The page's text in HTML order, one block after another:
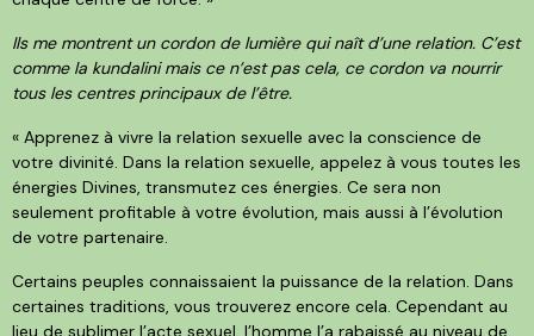
Ils me montrent un cordon de lumière qui naît d’une relation. C’est
comme la kundalini mais ce n’est pas cela, ce cordon va nourrir
tous les centres principaux de l’être.
« Apprenez à vivre la relation sexuelle avec la conscience de
votre divinité. Dans la relation sexuelle, appelez à vous toutes les
énergies Divines, transmutez ces énergies. Ce sera non
seulement profitable à votre évolution, mais aussi à l’évolution
de votre partenaire.
Certains peuples connaissaient la puissance de la relation. Dans
certaines traditions, vous trouverez encore cela. Cependant au
lieu de sublimer l’acte sexuel, l’homme l’a rabaissé au niveau de